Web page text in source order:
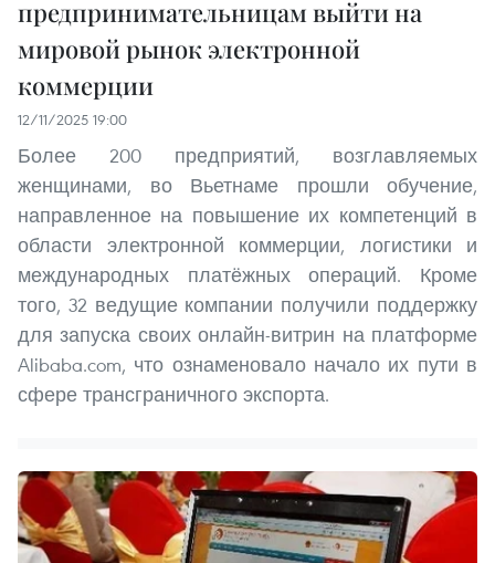
предпринимательницам выйти на
мировой рынок электронной
коммерции
12/11/2025 19:00
Более 200 предприятий, возглавляемых
женщинами, во Вьетнаме прошли обучение,
направленное на повышение их компетенций в
области электронной коммерции, логистики и
международных платёжных операций. Кроме
того, 32 ведущие компании получили поддержку
для запуска своих онлайн-витрин на платформе
Alibaba.com, что ознаменовало начало их пути в
сфере трансграничного экспорта.